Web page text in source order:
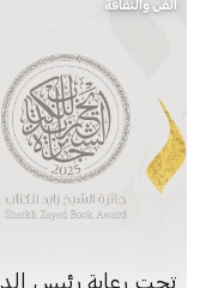
الفن والثقافة
تحت رعاية رئيس